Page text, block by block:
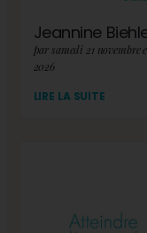
Jeannine
par samedi 21 novembre et
2026
LIRE LA SUITE